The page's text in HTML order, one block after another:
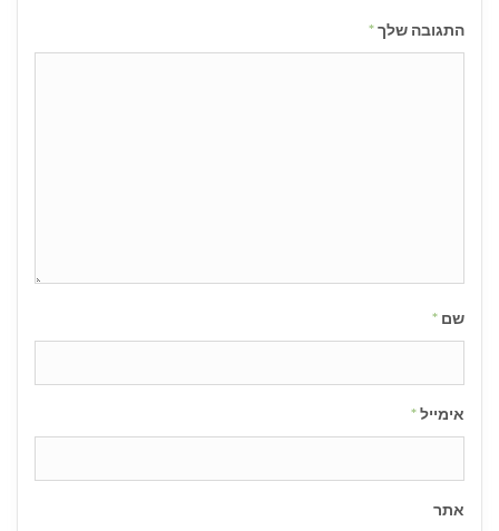
התגובה שלך*
שם *
אימייל*
אתר